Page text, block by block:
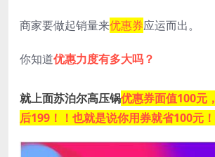
商家要做起销量来优惠券应运而出。
你知道优惠力度有多大吗？
就上面苏泊尔高压锅优惠券面值100元，
后199！！也就是说你用券就省100元！